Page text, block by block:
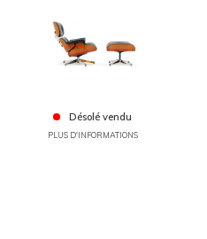
Désolé vendu
PLUS D'INFORMATIONS